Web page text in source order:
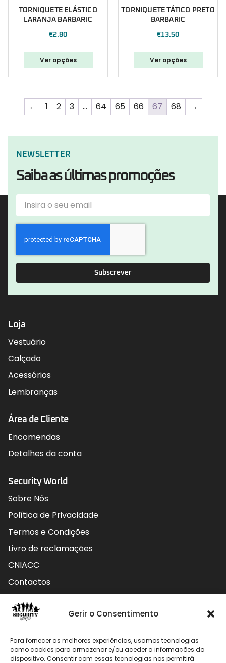
Gerir o Consentimento
Para fornecer as melhores experiências, usamos tecnologias
como cookies para armazenar e/ou aceder a informações do
dispositivo. Consentir com essas tecnologias nos permitirá
TORNIQUETE ELÁSTICO
LARANJA BARBARIC
€2.80
Ver opções
TORNIQUETE TÁTICO PRETO
BARBARIC
€13.50
Ver opções
← 1 2 3 … 64 65 66 67 68 →
NEWSLETTER
Saiba as últimas promoções
Subscrever
Loja
Vestuário
Calçado
Acessórios
Lembranças
Área de Cliente
Encomendas
Detalhes da conta
Security World
Sobre Nós
Política de Privacidade
Termos e Condições
Livro de reclamações
CNIACC
Contactos
Contactos
912 009 740 (Chamada para rede móvel nacional)